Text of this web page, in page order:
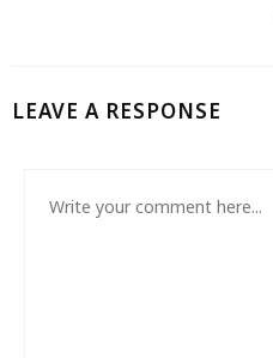
LEAVE A RESPONSE